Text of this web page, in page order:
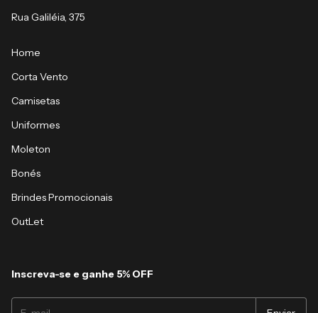
Rua Galiléia, 375
Home
Corta Vento
Camisetas
Uniformes
Moleton
Bonés
Brindes Promocionais
OutLet
Inscreva-se e ganhe 5% OFF